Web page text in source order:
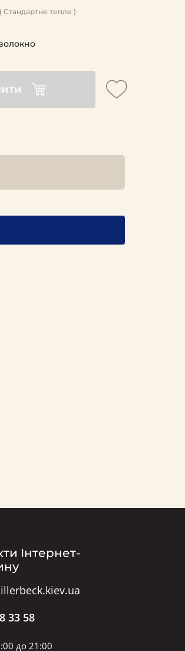
( Стандартне тепле )
Інтернет-
33 58
до 21:00